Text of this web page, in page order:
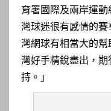
育署國際及兩岸運
灣球迷很有感情的
灣網球有相當大的
灣好手精銳盡出，
持。」